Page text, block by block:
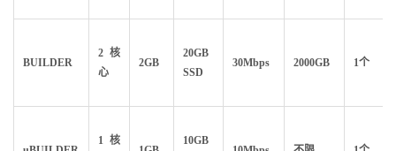
BUILDER
2核
心
2GB
20GB
SSD
30Mbps 2000GB 1个
1核 10GB